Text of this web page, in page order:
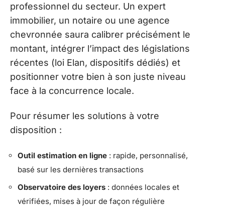
professionnel du secteur. Un expert
immobilier, un notaire ou une agence
chevronnée saura calibrer précisément le
montant, intégrer l’impact des législations
récentes (loi Elan, dispositifs dédiés) et
positionner votre bien à son juste niveau
face à la concurrence locale.
Pour résumer les solutions à votre
disposition :
Outil estimation en ligne : rapide, personnalisé,
basé sur les dernières transactions
Observatoire des loyers : données locales et
vérifiées, mises à jour de façon régulière